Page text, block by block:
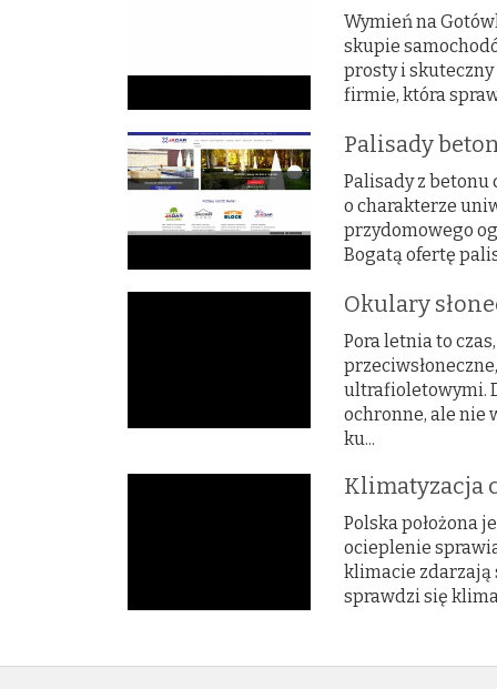
Wymień na
skupie
prosty i
firmie, która
Palisady
Palisady z betonu
o charakterze
przydomowego
Bogatą ofertę
Okulary
Pora letnia to
ultrafioletowymi.
ochronne, ale nie
ku...
Klimatyzacja
Polska położona
ocieplenie
klimacie zdarzają
sprawdzi się